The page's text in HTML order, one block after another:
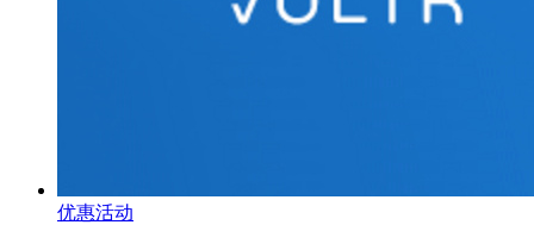
优惠活动